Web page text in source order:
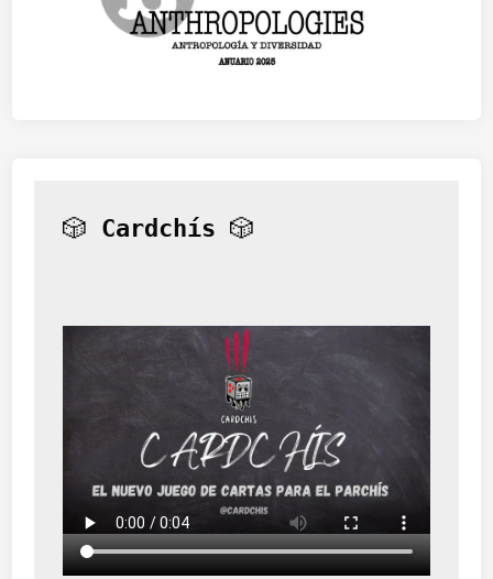
🎲 Cardchís 🎲